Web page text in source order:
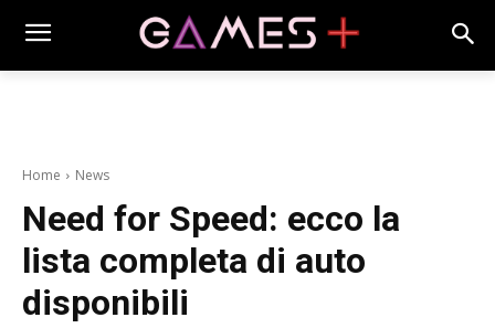
Home News
Need for Speed: ecco la
lista completa di auto
disponibili